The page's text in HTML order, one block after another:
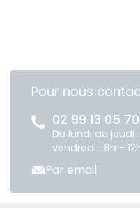
Pour nous
02 99 13 05 70
Du lundi au jeudi
vendredi : 8h -
Par email